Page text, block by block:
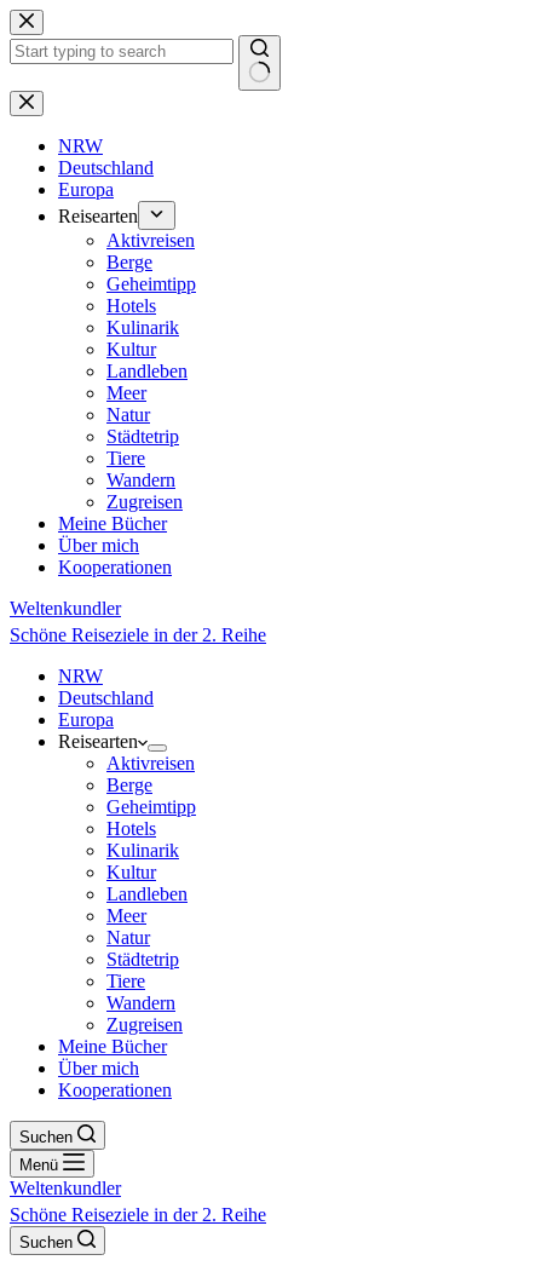
Zum
Inhalt
springen
Keine
Ergebnisse
NRW
Deutschland
Europa
Reisearten
Aktivreisen
Berge
Geheimtipp
Hotels
Kulinarik
Kultur
Landleben
Meer
Natur
Städtetrip
Tiere
Wandern
Zugreisen
Meine Bücher
Über mich
Kooperationen
Weltenkundler
Schöne Reiseziele in der 2. Reihe
NRW
Deutschland
Europa
Reisearten
Aktivreisen
Berge
Geheimtipp
Hotels
Kulinarik
Kultur
Landleben
Meer
Natur
Städtetrip
Tiere
Wandern
Zugreisen
Meine Bücher
Über mich
Kooperationen
Suchen
Menü
Weltenkundler
Schöne Reiseziele in der 2. Reihe
Suchen